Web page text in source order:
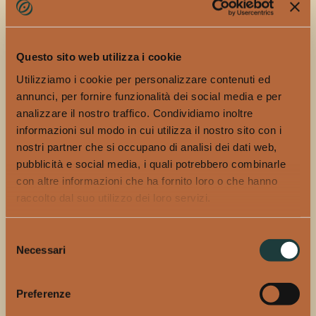
Questo sito web utilizza i cookie
Utilizziamo i cookie per personalizzare contenuti ed
annunci, per fornire funzionalità dei social media e per
analizzare il nostro traffico. Condividiamo inoltre
informazioni sul modo in cui utilizza il nostro sito con i
nostri partner che si occupano di analisi dei dati web,
pubblicità e social media, i quali potrebbero combinarle
con altre informazioni che ha fornito loro o che hanno
raccolto dal suo utilizzo dei loro servizi.
delNecessari
Preferenze
del cioccolato; e la community & sustainability nei
cocktail dei competitor, che diventano espressione di
A precedere l’apertura delle iscrizioni, Artisans of
Taste ha intrapreso unviaggio formativo attraverso
l’Italiacon giornate educational riservate a 45 bartender
selezionati su invito.
Laprima tappa, a Milano, ha dato ufficialmente il via al
programma con un’intensa giornata di laboratori e
masterclass: tra gli appuntamenti, un workshop
dedicato al cioccolato con la storicacioccolateria di
Genova Viganottie una masterclass firmata dal
guidata da
, Brand Ambassador Italia di
ha approfondito i temi della sostenibilità e della ricerca